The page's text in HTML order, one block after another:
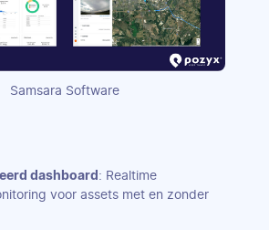
Samsara Software
dashboard : Realtime
voor assets met en zonder